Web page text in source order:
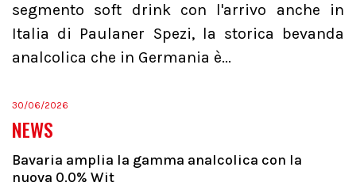
segmento soft drink con l'arrivo anche in
Italia di Paulaner Spezi, la storica bevanda
analcolica che in Germania è...
30/06/2026
NEWS
Bavaria amplia la gamma analcolica con la
nuova 0.0% Wit